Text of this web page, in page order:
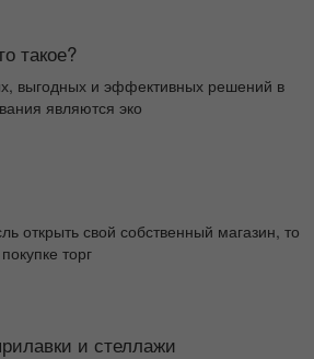
такое?
выгодных и эффективных решений в
являются эко
открыть свой собственный магазин, то
торг
и стеллажи